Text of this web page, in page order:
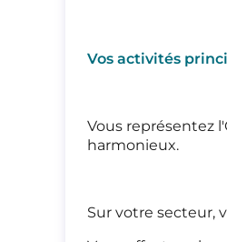
Vos activités
Vous représentez
harmonieux.
Sur votre secteur,